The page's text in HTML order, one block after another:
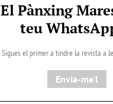
El Pànxing
teu
Sigues el primer a tindre la revista a
Envia-me'l